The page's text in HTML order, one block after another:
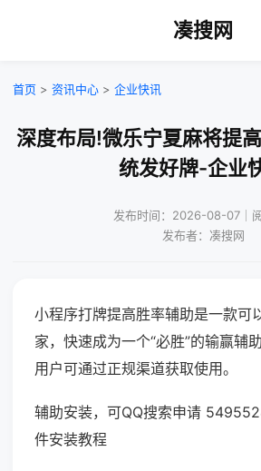
凑搜网
首页 > 资讯中心 > 企业快讯
深度布局!微乐宁夏麻将提
统发好牌-企业
发布时间：2026-08-07｜
发布者：凑搜网
小程序打牌提高胜率辅助是一款可
家，快速成为一个“必胜”的输赢辅
用户可通过正规渠道获取使用。
辅助安装，可QQ搜索申请
件安装教程